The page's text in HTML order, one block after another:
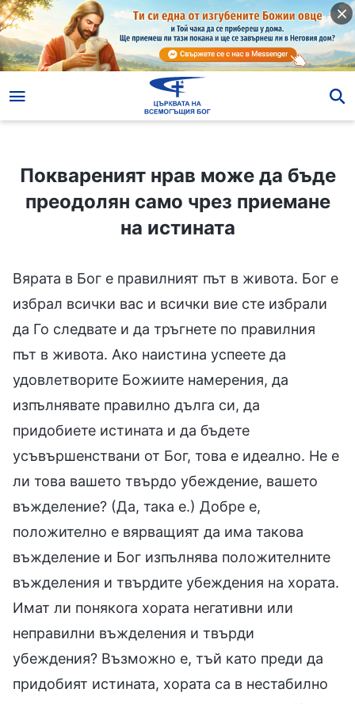
Поквареният нрав може да бъде
преодолян само чрез приемане
на истината
Вярата в Бог е правилният път в живота. Бог е
избрал всички вас и всички вие сте избрали
да Го следвате и да тръгнете по правилния
път в живота. Ако наистина успеете да
удовлетворите Божиите намерения, да
изпълнявате правилно дълга си, да
придобиете истината и да бъдете
усъвършенствани от Бог, това е идеално. Не е
ли това вашето твърдо убеждение, вашето
въжделение? (Да, така е.) Добре е,
положително е вярващият да има такова
въжделение и Бог изпълнява положителните
въжделения и твърдите убеждения на хората.
Имат ли понякога хората негативни или
неправилни въжделения и твърди
убеждения? Възможно е, тъй като преди да
придобият истината, хората са в нестабилно